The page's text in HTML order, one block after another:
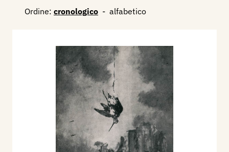
Ordine: cronologico - alfabetico